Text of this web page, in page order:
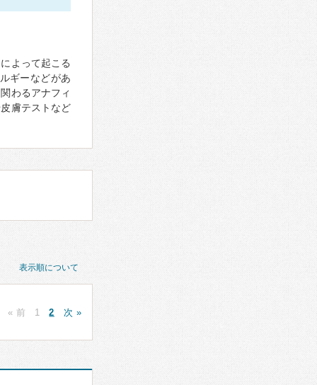
よって起こる
ギーなどがあ
わるアナフィ
膚テストなど
表示順について
« 前 1 2 次 »